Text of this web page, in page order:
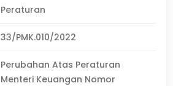
Peraturan
33/PMK.010/2022
Perubahan Atas Peraturan
Menteri Keuangan Nomor